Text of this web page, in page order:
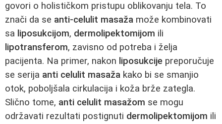
govori o holističkom pristupu oblikovanju tela. To
znači da se anti-celulit masaža može kombinovati
sa liposukcijom, dermolipektomijom ili
lipotransferom, zavisno od potreba i želja
pacijenta. Na primer, nakon liposukcije preporučuje
se serija anti celulit masaža kako bi se smanjio
otok, poboljšala cirkulacija i koža brže zategla.
Slično tome, anti celulit masažom se mogu
održavati rezultati postignuti dermolipektomijom ili